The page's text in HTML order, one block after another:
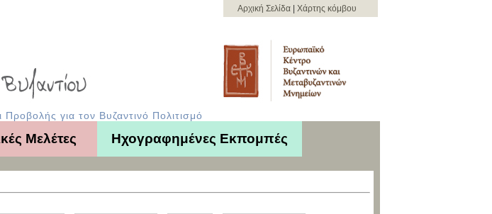
Αρχική Σελίδα Χάρτης κόμβου
για τον Βυζαντινό Πολιτισμό
Μελέτες Ηχογραφημένες Εκπομπές